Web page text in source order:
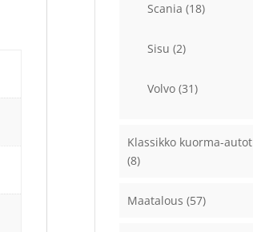
Scania (18)
Sisu (2)
Volvo (31)
Klassikko kuorma-autot
(8)
Maatalous (57)